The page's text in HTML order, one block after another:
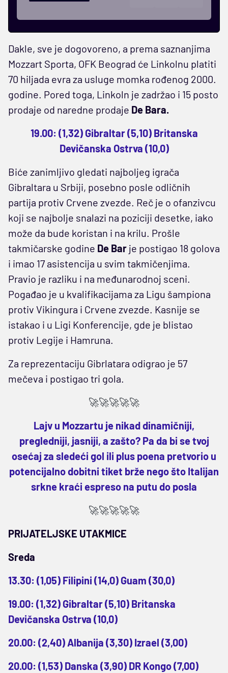
Dakle, sve je dogovoreno, a prema saznanjima
Mozzart Sporta, OFK Beograd će Linkolnu platiti
70 hiljada evra za usluge momka rođenog 2000.
godine. Pored toga, Linkoln je zadržao i 15 posto
prodaje od naredne prodaje De Bara.
19.00: (1,32) Gibraltar (5,10) Britanska
Devičanska Ostrva (10,0)
Biće zanimljivo gledati najboljeg igrača
Gibraltara u Srbiji, posebno posle odličnih
partija protiv Crvene zvezde. Reč je o ofanzivcu
koji se najbolje snalazi na poziciji desetke, iako
može da bude koristan i na krilu. Prošle
takmičarske godine De Bar je postigao 18 golova
i imao 17 asistencija u svim takmičenjima.
Pravio je razliku i na međunarodnoj sceni.
Pogađao je u kvalifikacijama za Ligu šampiona
protiv Vikingura i Crvene zvezde. Kasnije se
istakao i u Ligi Konferencije, gde je blistao
protiv Legije i Hamruna.
Za reprezentaciju Gibrlatara odigrao je 57
mečeva i postigao tri gola.
🚀🚀🚀🚀🚀
Lajv u Mozzartu je nikad dinamičniji,
pregledniji, jasniji, a zašto? Pa da bi se tvoj
osećaj za sledeći gol ili plus poena pretvorio u
potencijalno dobitni tiket brže nego što Italijan
srkne kraći espreso na putu do posla
🚀🚀🚀🚀🚀
PRIJATELJSKE UTAKMICE
Sreda
13.30: (1,05) Filipini (14,0) Guam (30,0)
19.00: (1,32) Gibraltar (5,10) Britanska
Devičanska Ostrva (10,0)
20.00: (2,40) Albanija (3,30) Izrael (3,00)
20.00: (1,53) Danska (3,90) DR Kongo (7,00)